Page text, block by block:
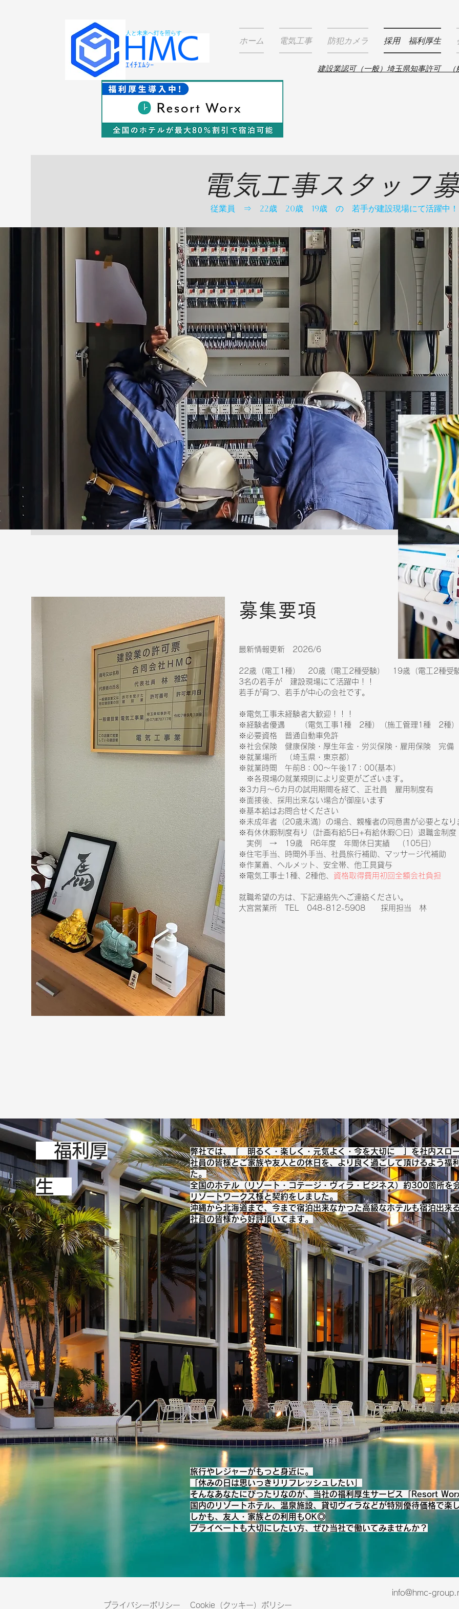
​HMC
ｴｲﾁｴﾑｼｰ
人と未来へ灯を照らす
ホーム 電気工事 防犯カメラ 採用 福利厚生
建設業認可（一般）埼玉県知事許可 （
電気工事スタッフ
従業員 ⇒ 22歳 20歳 19歳 の 若手が建設現場にて活躍中！
​募集要項
最新情報更新 2026/6
22歳（電工1種） 20歳（電工2種受験） 19歳（電工2種受
3名の若手が 建設現場にて活躍中！！
若手が育つ、若手が中心の会社です。​​​
※電気工事未経験者大歓迎！！！
​※経験者優遇 （電気工事1種 2種）（施工管理​1種 2種）
※必要資格 普通自動車免許
​​※社会保険 健康保険・厚生年金・労災保険・雇用保険 完備
※就業場所 （埼玉県・東京都）
​※就業時間 午前8：00～午後17：00(基本）
※各現場の就業規則により変更がございます。
※3カ月～6カ月の試用期間を経て、正社員 雇用制度有
※面接後、採用出来ない場合が御座います
※基本給はお問合せください​
※未成年者（20歳未満）の場合、親権者の同意書が必要となり
※有休休暇制度有り（計画有給5日+有給休暇〇日）退職金制
​実例 → 19歳 R6年度 年間休日実績 （105日）
※住宅手当、時間外手当、社員旅行補助、マッサージ代補助
※作業着、ヘルメット、安全帯、他工具貸与
​※電気工事士1種、2種他、 資格取得費用初回全額会社負担
就職希望の方は、下記連絡先へご連絡ください。
大宮営業所 TEL 048-812-5908 採用担当 林
​福利厚
生
弊社では、「 明るく・楽しく・元気よく・今を大切に 」を社内スロ
社員の皆様とご家族や友人との休日を、より良く過ごして頂けるよう福
た。
全国のホテル（リゾート・コテージ・ヴィラ・ビジネス）約300箇所を
リゾートワークス様と契約をしました。
沖縄から北海道まで、今まで宿泊出来なかった高級なホテルも宿泊出来
​社員の皆様から好評頂いてます。​
旅行やレジャーがもっと身近に。
「休みの日は思いっきりリフレッシュしたい」
そんなあなたにぴったりなのが、当社の福利厚生サービス「Resort
国内のリゾートホテル、温泉施設、貸切ヴィラなどが特別優待価格で楽
しかも、友人・家族との利用もOK◎
プライベートも大切にしたい方、ぜひ当社で働いてみませんか？
info@hmc-
プライバシーポリシー Cookie（クッキー）ポリシー